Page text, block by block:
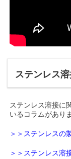
ステンレス
ステンレス溶接に
いるコラムがあり
＞＞ステンレスの
＞＞ステンレス溶